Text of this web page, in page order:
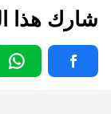
شارك هذا